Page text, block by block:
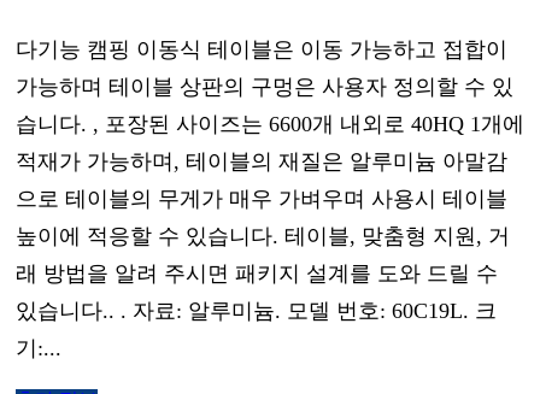
다기능 캠핑 이동식 테이블은 이동 가능하고 접합이
가능하며 테이블 상판의 구멍은 사용자 정의할 수 있
습니다. , 포장된 사이즈는 6600개 내외로 40HQ 1개에
적재가 가능하며, 테이블의 재질은 알루미늄 아말감
으로 테이블의 무게가 매우 가벼우며 사용시 테이블
높이에 적응할 수 있습니다. 테이블, 맞춤형 지원, 거
래 방법을 알려 주시면 패키지 설계를 도와 드릴 수
있습니다.. . 자료: 알루미늄. 모델 번호: 60C19L. 크
기:...